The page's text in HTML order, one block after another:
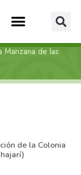
Manzana de las
de la Colonia